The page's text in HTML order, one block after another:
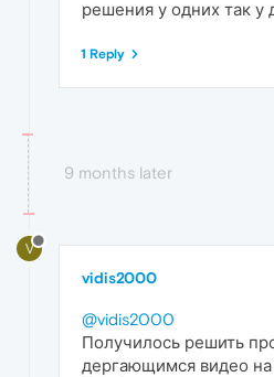
решения у одних так у
1 Reply
9 months later
V
vidis2000
@vidis2000
Получилось решить
дергающимся видео на